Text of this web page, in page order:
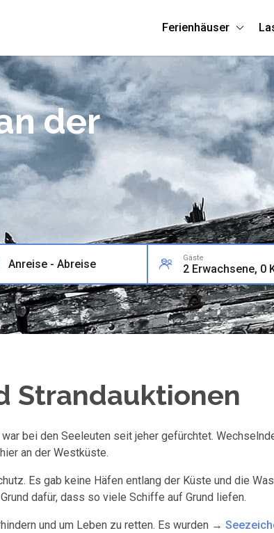
Ferienhäuser
der
Anreise - Abreise Gäste
Strandauktionen
bei den Seeleuten seit jeher gefürchtet.
an der Westküste.
Es gab keine Häfen entlang der Küste und die
dafür, dass so viele Schiffe auf Grund liefen.
und um Leben zu retten. Es wurden →